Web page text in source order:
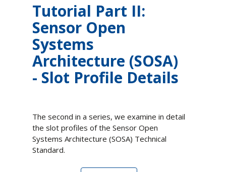
Tutorial Part II:
Sensor Open
Systems
Architecture (SOSA)
- Slot Profile Details
The second in a series, we examine in detail
the slot profiles of the Sensor Open
Systems Architecture (SOSA) Technical
Standard.